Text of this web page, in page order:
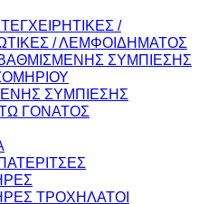
/
/ ΛΕΜΦΟΙΔΗΜΑΤΟΣ
ΣΥΜΠΙΕΣΗΣ
ΣΥΜΠΙΕΣΗΣ
ΓΟΝΑΤΟΣ
ΤΡΟΧΗΛΑΤΟΙ